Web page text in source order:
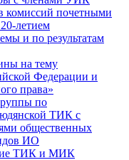
комиссий почетными
летием
и по результатам
на тему
Федерации и
права»
по
ТИК с
общественных
ИО
ТИК и МИК